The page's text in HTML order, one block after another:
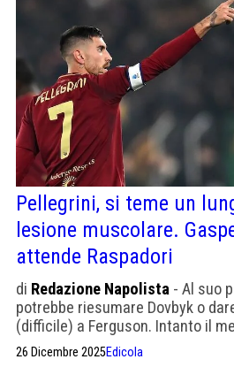
Pellegrini, si teme un
lesione muscolare.
attende Raspadori
di Redazione Napolista - Al suo
potrebbe riesumare Dovbyk o
(difficile) a Ferguson. Intanto il
26 Dicembre 2025Edicola